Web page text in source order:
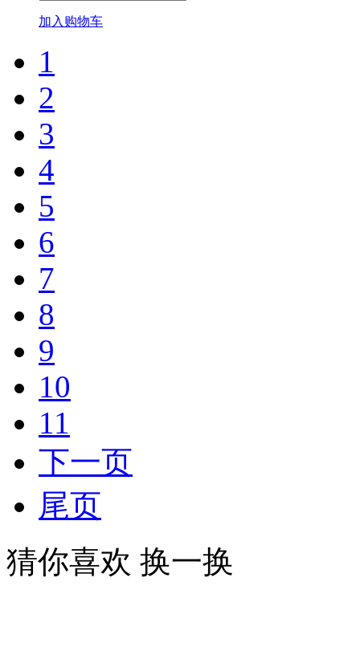
加入购物车
1
2
3
4
5
6
7
8
9
10
11
下一页
尾页
猜你喜欢 换一换